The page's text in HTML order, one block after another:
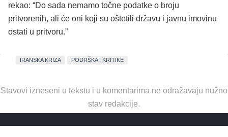
rekao: “Do sada nemamo točne podatke o broju
pritvorenih, ali će oni koji su oštetili državu i javnu imovinu
ostati u pritvoru.”
IRANSKA KRIZA PODRŠKA I KRITIKE
Stavovi izneseni u tekstu i u komentarima ne odražavaju nužno
stav redakcije.